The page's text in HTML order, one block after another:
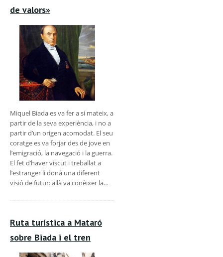
de valors»
Miquel Biada es va fer a sí mateix, a
partir de la seva experiència, i no a
partir d’un origen acomodat. El seu
coratge es va forjar des de jove en
l’emigració, la navegació i la guerra.
El fet d’haver viscut i treballat a
l’estranger li donà una diferent
visió de futur: allà va conèixer la…
Ruta turística a Mataró
sobre Biada i el tren